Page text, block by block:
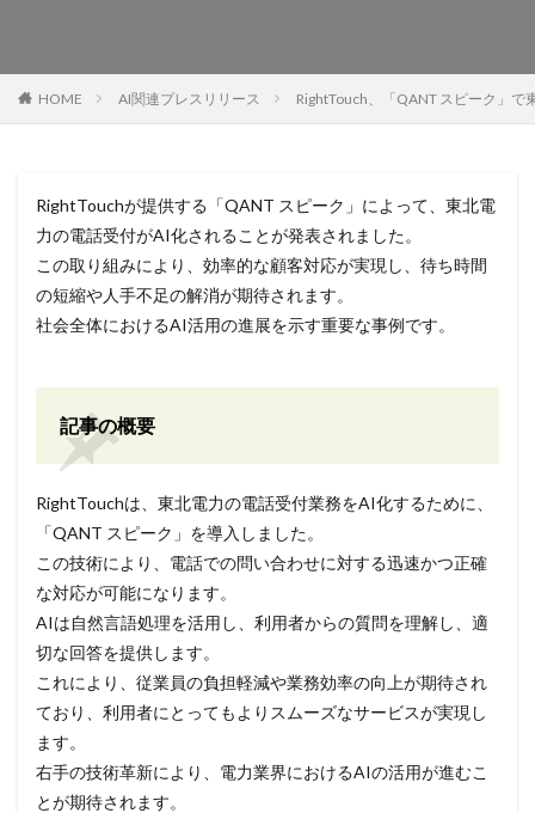
HOME AI関連プレスリリース RightTouch、「QANT スピーク」で
RightTouchが提供する「QANT スピーク」によって、東北電
力の電話受付がAI化されることが発表されました。
この取り組みにより、効率的な顧客対応が実現し、待ち時間
の短縮や人手不足の解消が期待されます。
社会全体におけるAI活用の進展を示す重要な事例です。
記事の概要
RightTouchは、東北電力の電話受付業務をAI化するために、
「QANT スピーク」を導入しました。
この技術により、電話での問い合わせに対する迅速かつ正確
な対応が可能になります。
AIは自然言語処理を活用し、利用者からの質問を理解し、適
切な回答を提供します。
これにより、従業員の負担軽減や業務効率の向上が期待され
ており、利用者にとってもよりスムーズなサービスが実現し
ます。
右手の技術革新により、電力業界におけるAIの活用が進むこ
とが期待されます。